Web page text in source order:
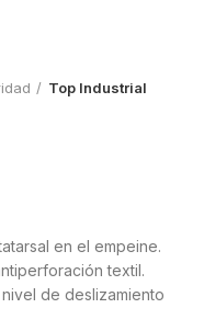
Top Industrial
en el empeine.
textil.
de deslizamiento